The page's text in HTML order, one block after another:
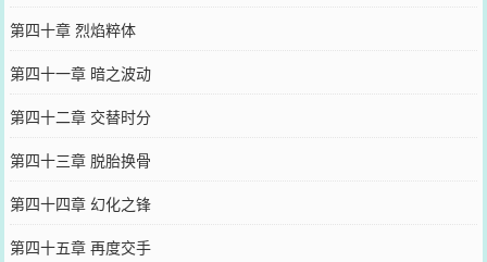
第四十章 烈焰粹体
第四十一章 暗之波动
第四十二章 交替时分
第四十三章 脱胎换骨
第四十四章 幻化之锋
第四十五章 再度交手